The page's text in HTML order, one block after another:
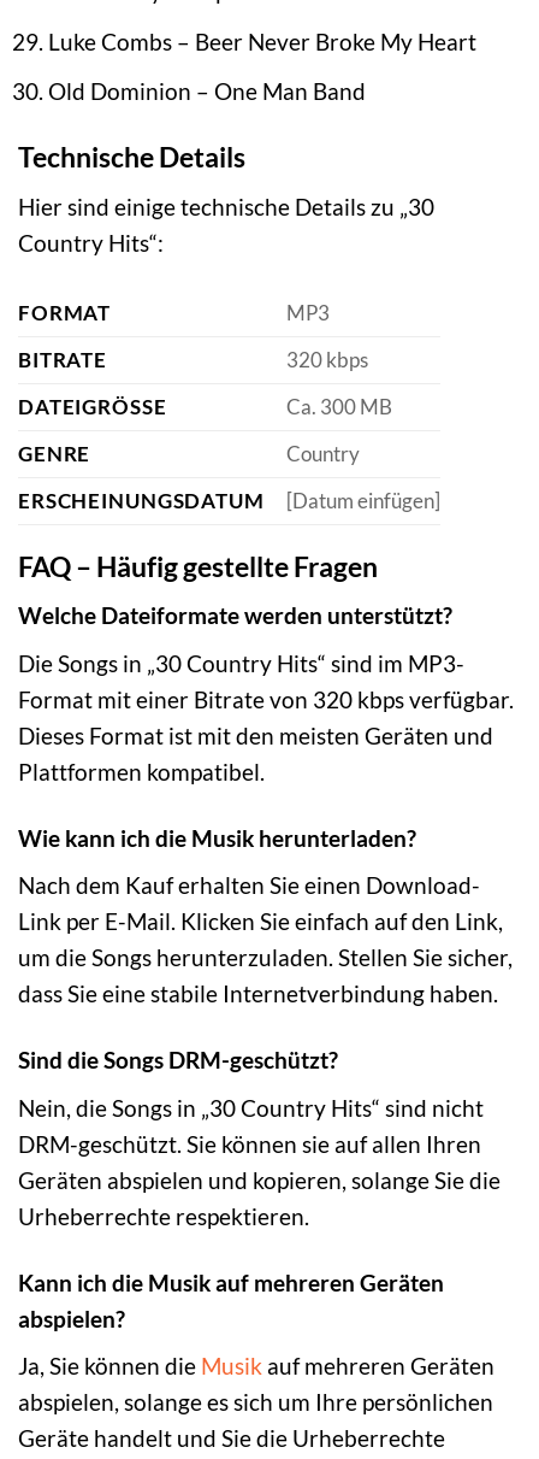
Luke Combs – Beer Never Broke My Heart
Old Dominion – One Man Band
Technische Details
Hier sind einige technische Details zu „30
Country Hits“:
FORMAT
MP3
BITRATE
320 kbps
DATEIGRÖSSE
Ca. 300 MB
GENRE
Country
ERSCHEINUNGSDATUM
[Datum einfügen]
FAQ – Häufig gestellte Fragen
Welche Dateiformate werden unterstützt?
Die Songs in „30 Country Hits“ sind im MP3-
Format mit einer Bitrate von 320 kbps verfügbar.
Dieses Format ist mit den meisten Geräten und
Plattformen kompatibel.
Wie kann ich die Musik herunterladen?
Nach dem Kauf erhalten Sie einen Download-
Link per E-Mail. Klicken Sie einfach auf den Link,
um die Songs herunterzuladen. Stellen Sie sicher,
dass Sie eine stabile Internetverbindung haben.
Sind die Songs DRM-geschützt?
Nein, die Songs in „30 Country Hits“ sind nicht
DRM-geschützt. Sie können sie auf allen Ihren
Geräten abspielen und kopieren, solange Sie die
Urheberrechte respektieren.
Kann ich die Musik auf mehreren Geräten
abspielen?
Ja, Sie können die Musik auf mehreren Geräten
abspielen, solange es sich um Ihre persönlichen
Geräte handelt und Sie die Urheberrechte